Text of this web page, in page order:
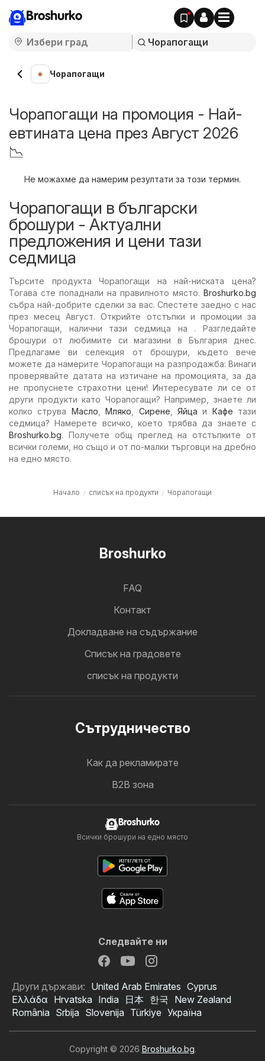
Broshurko
Чорапогащи
Чорапогащи на промоция - Най-
евтината цена през Август 2026
📉
Не можахме да намерим резултати за този термин.
Чорапогащи в български
брошури - Актуални
предложения и цени тази
седмица
Търсите продукта Чорапогащи на най-ниската цена?
Тогава сте попаднали на правилното място. Broshurko.bg
събра най-добрите сделки за вас. Спестете заедно с нас
през месец Август. Открийте отстъпки и промоции за
Чорапогащи, налични тази седмица на . Разгледайте
брошури от любимите си магазини в България днес.
Предлагаме ви селекция от брошури, където вече
можете да намерите Чорапогащи на разпродажба: Винаги
проверявайте датата на изтичане на промоцията, за да
не пропуснете страхотни цени! Интересувате ли се от
други продукти като Чорапогащи? Например, знаете ли
колко струва Масло ,Мляко Сирене Яйца и Кафе тази
седмица? Намерете всичко, което трябва да знаете с
Broshurko.bg. Получете общ преглед на отстъпките от
всички големи, но също и от по-малки търговци на дребно
на едно място.
Начало списък на продукти Чорапогащи
Broshurko
FAQ
Контакт
Докладване на съдържание
Cписък на градовете
списък на продукти
Cътрудничество
Как да рекламирате
B2B зона
Broshurko
Всички брошури на едно място
Следвайте ни
Други държави: United Arab Emirates Cyprus
Ελλάδα Hrvatska India 日本 한국 New Zealand
România Srbija Slovenija Türkiye Україна
Copyright © 2026 Broshurko.bg.